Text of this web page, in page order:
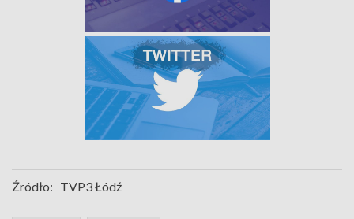
Źródło: TVP3 Łódź